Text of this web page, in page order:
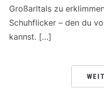
Großarltals zu
Schuhflicker – den du
kannst. […]